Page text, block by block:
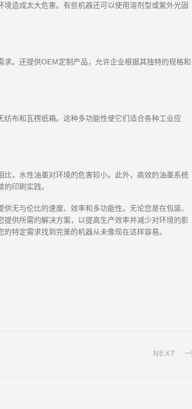
造成太大危害。有些机器还可以使用溶剂型或紫外光固
。还提供OEM定制产品，允许企业根据其独特的规格和
布和瓦楞纸箱。这种多功能性使它们适合各种工业应
，水性油墨对环境的危害较小。此外，高效的油墨系统
印刷实践。
无与伦比的速度、效率和多功能性。无论您是在包装、
供所需的解决方案，以提高生产效率并减少对环境的影
特定需求找到完美的机器从未像现在这样容易。
NEXT